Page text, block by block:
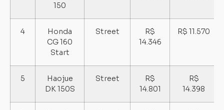
150
4
Honda
CG 160
Start
Street
R$
14.346
R$ 11.570
5
Haojue
DK 150S
Street
R$
14.801
R$
14.398